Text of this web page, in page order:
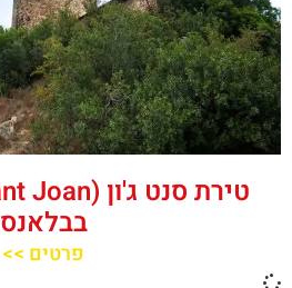
בבלאנס
פרטים >>